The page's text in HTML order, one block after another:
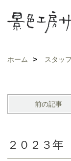
ホーム スタッ
前の記事
２０２３